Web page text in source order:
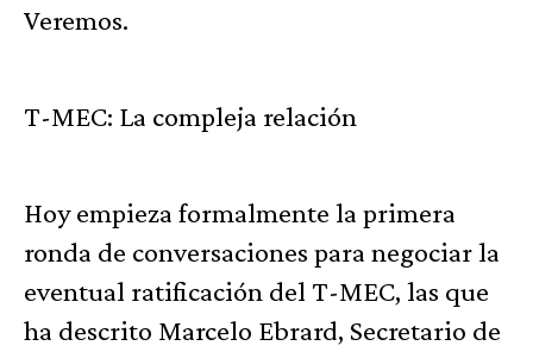
Veremos.
T-MEC: La compleja relación
Hoy empieza formalmente la primera
ronda de conversaciones para negociar la
eventual ratificación del T-MEC, las que
ha descrito Marcelo Ebrard, Secretario de